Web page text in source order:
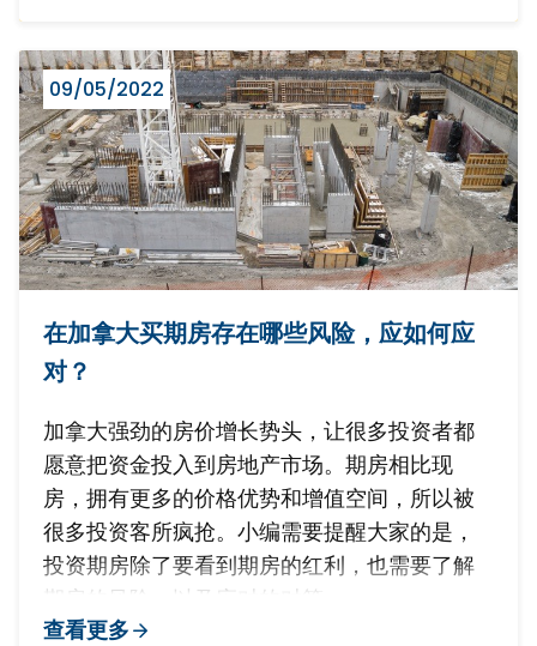
09/05/2022
在加拿大买期房存在哪些风险，应如何应
对？
加拿大强劲的房价增长势头，让很多投资者都
愿意把资金投入到房地产市场。期房相比现
房，拥有更多的价格优势和增值空间，所以被
很多投资客所疯抢。小编需要提醒大家的是，
投资期房除了要看到期房的红利，也需要了解
期房的风险，以及应对的对策。
查看更多